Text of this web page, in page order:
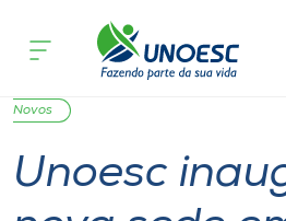
Cursos
Onde estamos
Pesquisa
acontece
Novos
Unoesc